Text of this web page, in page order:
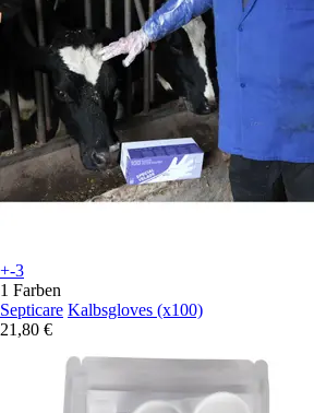
+-3
1 Farben
Septicare Kalbsgloves (x100)
21,80 €